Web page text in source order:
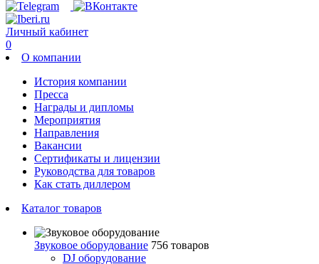
Личный кабинет
0
О компании
История компании
Пресса
Награды и дипломы
Мероприятия
Направления
Вакансии
Сертификаты и лицензии
Руководства для товаров
Как стать диллером
Каталог товаров
Звуковое оборудование 756 товаров
DJ оборудование